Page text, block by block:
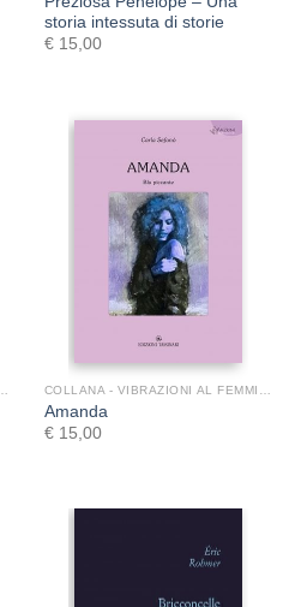
storia intessuta di storie
€ 15,00
Amanda
€ 15,00